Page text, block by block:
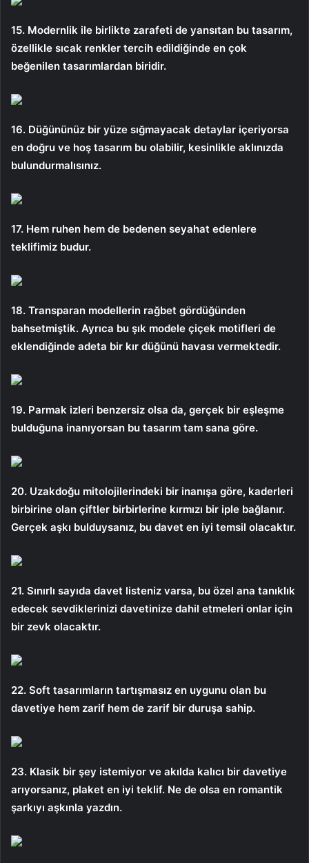
15. Modernlik ile birlikte zarafeti de yansıtan bu tasarım,
özellikle sıcak renkler tercih edildiğinde en çok
beğenilen tasarımlardan biridir.
16. Düğününüz bir yüze sığmayacak detaylar içeriyorsa
en doğru ve hoş tasarım bu olabilir, kesinlikle aklınızda
bulundurmalısınız.
17. Hem ruhen hem de bedenen seyahat edenlere
teklifimiz budur.
18. Transparan modellerin rağbet gördüğünden
bahsetmiştik. Ayrıca bu şık modele çiçek motifleri de
eklendiğinde adeta bir kır düğünü havası vermektedir.
19. Parmak izleri benzersiz olsa da, gerçek bir eşleşme
bulduğuna inanıyorsan bu tasarım tam sana göre.
20. Uzakdoğu mitolojilerindeki bir inanışa göre, kaderleri
birbirine olan çiftler birbirlerine kırmızı bir iple bağlanır.
Gerçek aşkı bulduysanız, bu davet en iyi temsil olacaktır.
21. Sınırlı sayıda davet listeniz varsa, bu özel ana tanıklık
edecek sevdiklerinizi davetinize dahil etmeleri onlar için
bir zevk olacaktır.
22. Soft tasarımların tartışmasız en uygunu olan bu
davetiye hem zarif hem de zarif bir duruşa sahip.
23. Klasik bir şey istemiyor ve akılda kalıcı bir davetiye
arıyorsanız, plaket en iyi teklif. Ne de olsa en romantik
şarkıyı aşkınla yazdın.